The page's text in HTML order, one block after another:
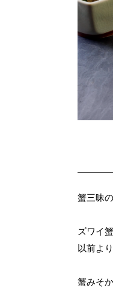
蟹三昧
ズワイ
以前よ
蟹みそ